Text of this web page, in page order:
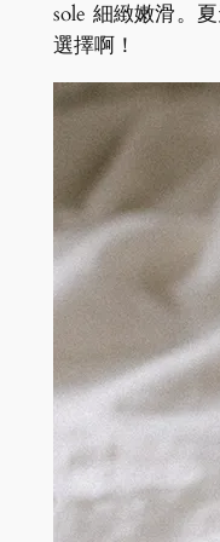
sole 細緻嫩滑。
選擇啊！